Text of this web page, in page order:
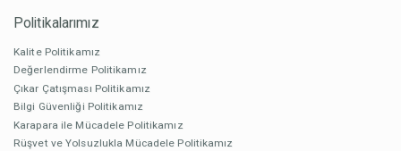
Politikalarımız
Kalite Politikamız
Değerlendirme Politikamız
Çıkar Çatışması Politikamız
Bilgi Güvenliği Politikamız
Karapara ile Mücadele Politikamız
Rüşvet ve Yolsuzlukla Mücadele Politikamız